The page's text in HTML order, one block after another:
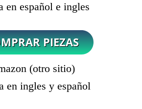
en español e ingles
(otro sitio)
en ingles y español